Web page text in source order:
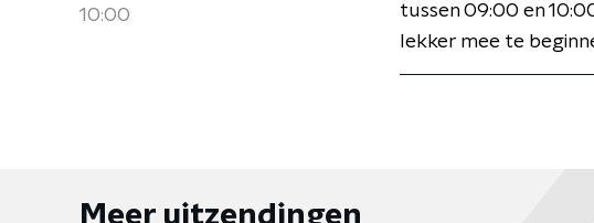
10:00
tussen 09:00 en
lekker mee te
Meer uitzendingen